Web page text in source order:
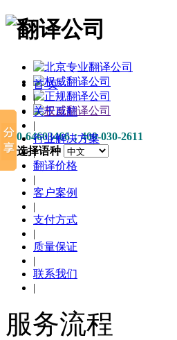
010-64603466；400-030-2611
请选择语种
首 页
|
关于百航
|
行业解决方案
|
翻译价格
|
客户案例
|
支付方式
|
质量保证
|
联系我们
|
服务流程